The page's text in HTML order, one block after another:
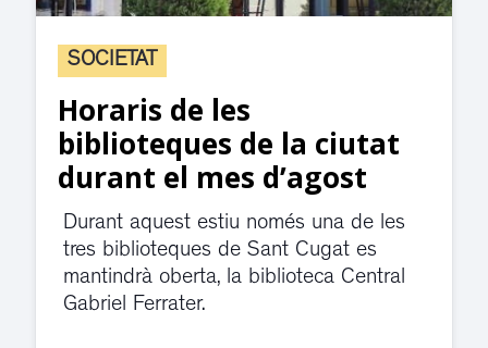
SOCIETAT
Horaris de les
biblioteques de la ciutat
durant el mes d’agost
Durant aquest estiu només una de les
tres biblioteques de Sant Cugat es
mantindrà oberta, la biblioteca Central
Gabriel Ferrater.